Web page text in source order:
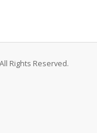
Rights Reserved.